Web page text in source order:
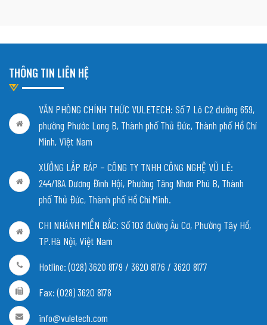
THÔNG TIN LIÊN HỆ
VĂN PHÒNG CHÍNH THỨC VULETECH: Số 7 Lô C2 đường 659,
phường Phước Long B, Thành phố Thủ Đức, Thành phố Hồ Chí
Minh, Việt Nam
XƯỞNG LẮP RÁP – CÔNG TY TNHH CÔNG NGHỆ VŨ LÊ:
244/18A Dương Đình Hội, Phường Tăng Nhơn Phú B, Thành
phố Thủ Đức, Thành phố Hồ Chí Minh.
CHI NHÁNH MIỀN BẮC: Số 103 đường Âu Cơ, Phường Tây Hồ,
TP.Hà Nội, Việt Nam
Hotline: (028) 3620 8179 / 3620 8176 / 3620 8177
Fax: (028) 3620 8178
info@vuletech.com